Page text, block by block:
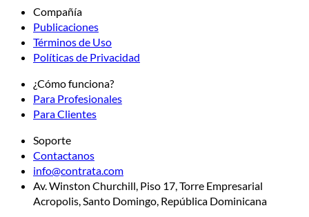
Compañía
Publicaciones
Términos de Uso
Políticas de Privacidad
¿Cómo funciona?
Para Profesionales
Para Clientes
Soporte
Contactanos
info@contrata.com
Av. Winston Churchill, Piso 17, Torre Empresarial
Acropolis, Santo Domingo, República Dominicana